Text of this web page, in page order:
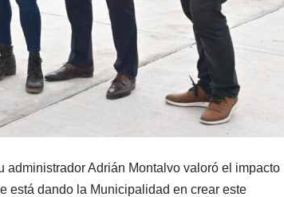
administrador Adrián Montalvo valoró el impacto
está dando la Municipalidad en crear este